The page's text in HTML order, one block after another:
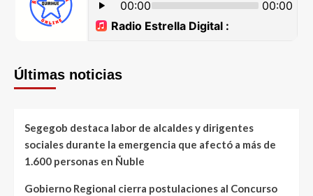
Últimas noticias
Segegob destaca labor de alcaldes y dirigentes
sociales durante la emergencia que afectó a más de
1.600 personas en Ñuble
Gobierno Regional cierra postulaciones al Concurso